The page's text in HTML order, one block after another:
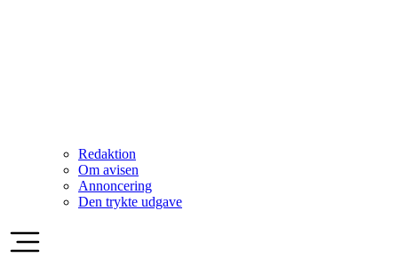
Redaktion
Om avisen
Annoncering
Den trykte udgave